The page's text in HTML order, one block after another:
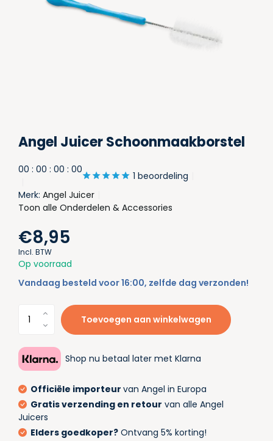
Angel Juicer Schoonmaakborstel
00 : 00 : 00 : 00
1 beoordeling
Merk: Angel Juicer
Toon alle Onderdelen & Accessories
€8,95
Incl. BTW
Op voorraad
Vandaag besteld voor 16:00, zelfde dag verzonden!
Toevoegen aan winkelwagen
Shop nu betaal later met Klarna
Officiële importeur van Angel in Europa
Gratis verzending en retour van alle Angel
Juicers
Elders goedkoper? Ontvang 5% korting!